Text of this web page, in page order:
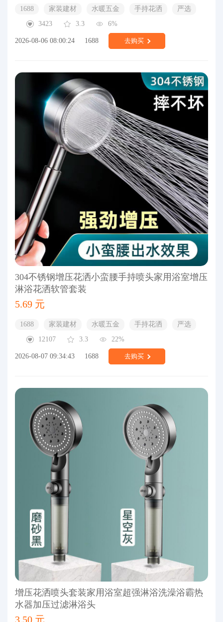
1688 家装建材 水暖五金 手持花洒
严选
3423
3.3 6%
2026-08-06 08:00:24 1688 去购买
304不锈钢增压花洒小蛮腰手持喷头家用浴室增压
淋浴花洒软管套装
5.69 元
1688 家装建材 水暖五金 手持花洒
严选
12107
3.3 22%
2026-08-07 09:34:43 1688 去购买
增压花洒喷头套装家用浴室超强淋浴洗澡浴霸热
水器加压过滤淋浴头
3.50 元